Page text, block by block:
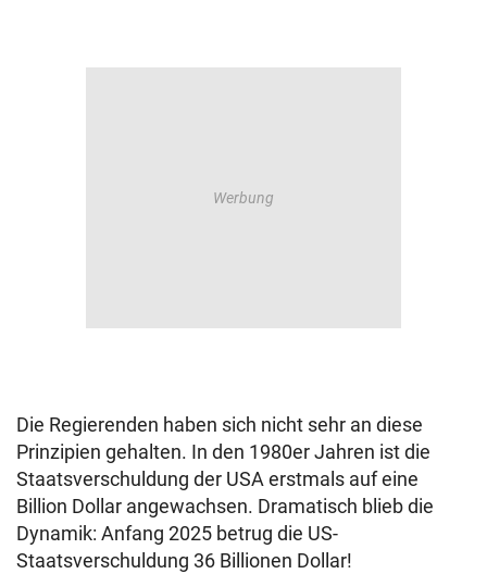
Die Regierenden haben sich nicht sehr an diese
Prinzipien gehalten. In den 1980er Jahren ist die
Staatsverschuldung der USA erstmals auf eine
Billion Dollar angewachsen. Dramatisch blieb die
Dynamik: Anfang 2025 betrug die US-
Staatsverschuldung 36 Billionen Dollar!